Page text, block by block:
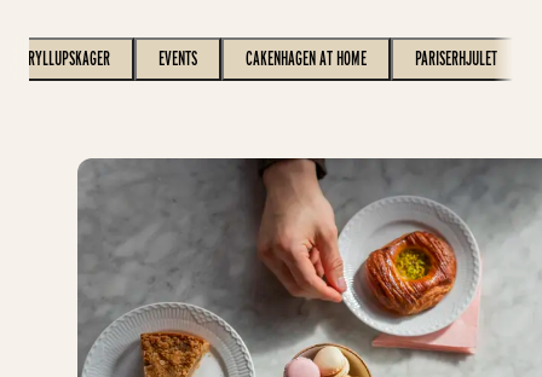
BRYLLUPSKAGER EVENTS CAKENHAGEN AT HOME PARISERHJULET